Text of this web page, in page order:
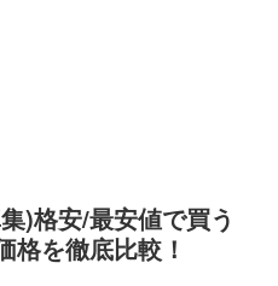
)格安/最安値で買う
格を徹底比較！